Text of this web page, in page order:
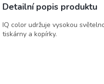
Detailní popis produktu
IQ color udržuje vysokou
tiskárny a kopírky.